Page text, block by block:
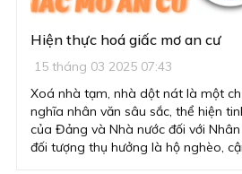
Hiện thực hoá giấc mơ an cư
15 tháng 03 2025 07:43
Xoá nhà tạm, nhà dột nát là một
nghĩa nhân văn sâu sắc, thể hiện
của Đảng và Nhà nước đối với
đối tượng thụ hưởng là hộ nghèo,